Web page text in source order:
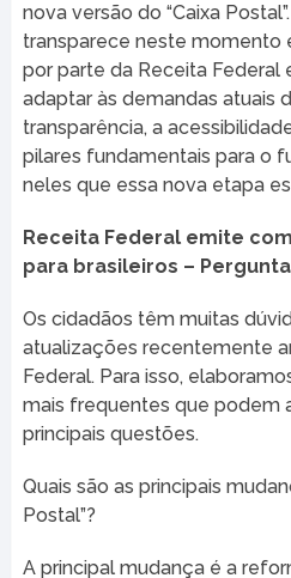
nova versão do “Caixa
transparece neste momento
por parte da Receita Federal
adaptar às demandas atuais
transparência, a
pilares fundamentais para o
neles que essa nova etapa
Receita Federal emite
para brasileiros –
Os cidadãos têm muitas
atualizações recentemente
Federal. Para isso,
mais frequentes que podem
principais questões.
Quais são as principais
Postal”?
A principal mudança é a